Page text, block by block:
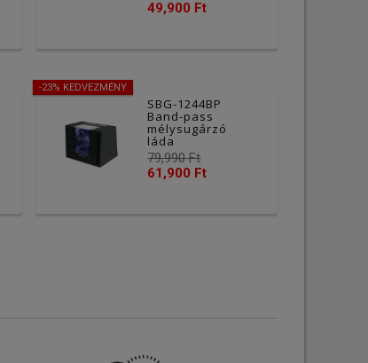
49,900 Ft
-23% KEDVEZMÉNY
SBG-1244BP
Band-pass
mélysugárzó
láda
79,990 Ft
61,900 Ft